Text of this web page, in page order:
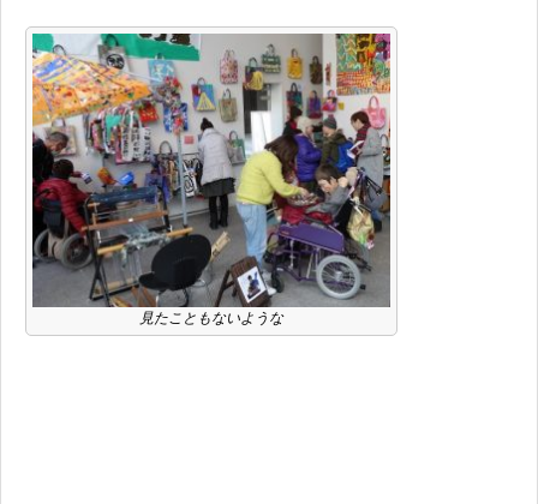
見たこともないような